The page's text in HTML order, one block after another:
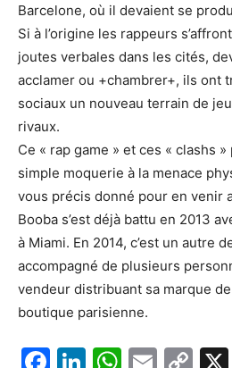
Barcelone, où il devaient se
Si à l’origine les rappeurs
joutes verbales dans les cités,
acclamer ou +chambrer+, ils ont
sociaux un nouveau terrain de
rivaux.
Ce « rap game » et ces « clashs
simple moquerie à la menace
vous précis donné pour en venir
Booba s’est déjà battu en 2013
à Miami. En 2014, c’est un autre
accompagné de plusieurs
vendeur distribuant sa marque
boutique parisienne.
F Li W E C